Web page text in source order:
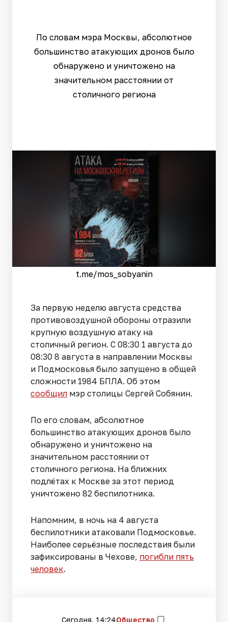
По словам мэра Москвы, абсолютное
большинство атакующих дронов было
обнаружено и уничтожено на
значительном расстоянии от
столичного региона
t.me/mos_sobyanin
За первую неделю августа средства
противовоздушной обороны отразили
крупную воздушную атаку на
столичный регион. С 08:30 1 августа до
08:30 8 августа в направлении Москвы
и Подмосковья было запущено в общей
сложности 1984 БПЛА. Об этом
сообщил мэр столицы Сергей Собянин.
По его словам, абсолютное
большинство атакующих дронов было
обнаружено и уничтожено на
значительном расстоянии от
столичного региона. На ближних
подлётах к Москве за этот период
уничтожено 82 беспилотника.
Напомним, в ночь на 4 августа
беспилотники атаковали Подмосковье.
Наиболее серьёзные последствия были
зафиксированы в Чехове, погибли пять
человек.
Сегодня, 14:24Общество